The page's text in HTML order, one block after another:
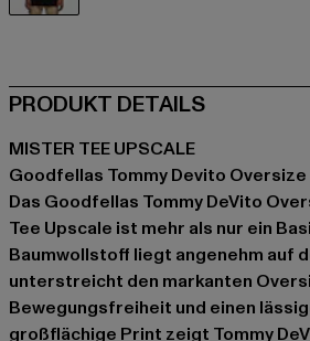
PRODUKT DETAILS
MISTER TEE UPSCALE
Goodfellas Tommy Devito Oversize
Das Goodfellas Tommy DeVito
Tee Upscale ist mehr als nur ein
Baumwollstoff liegt angenehm auf
unterstreicht den markanten
Bewegungsfreiheit und einen
großflächige Print zeigt Tommy